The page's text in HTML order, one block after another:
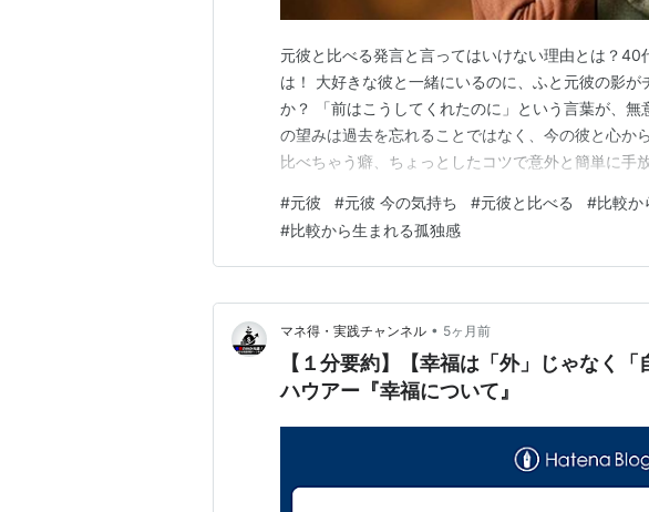
元彼と比べる発言と言ってはいけない理由とは？40
は！ 大好きな彼と一緒にいるのに、ふと元彼の影
か？ 「前はこうしてくれたのに」という言葉が、無
の望みは過去を忘れることではなく、今の彼と心か
比べちゃう癖、ちょっとしたコツで意外と簡単に手
じられるようになりますよ。 それではスタート！
べる発言」は言っては いけない？ わかっていても比…
#元彼 #元彼 今の気持ち #元彼と比べる #比較か
#比較から生まれる孤独感
マネ得・実践チャンネル • 5ヶ月前
【１分要約】【幸福は「外」じゃなく
ハウアー『幸福について』